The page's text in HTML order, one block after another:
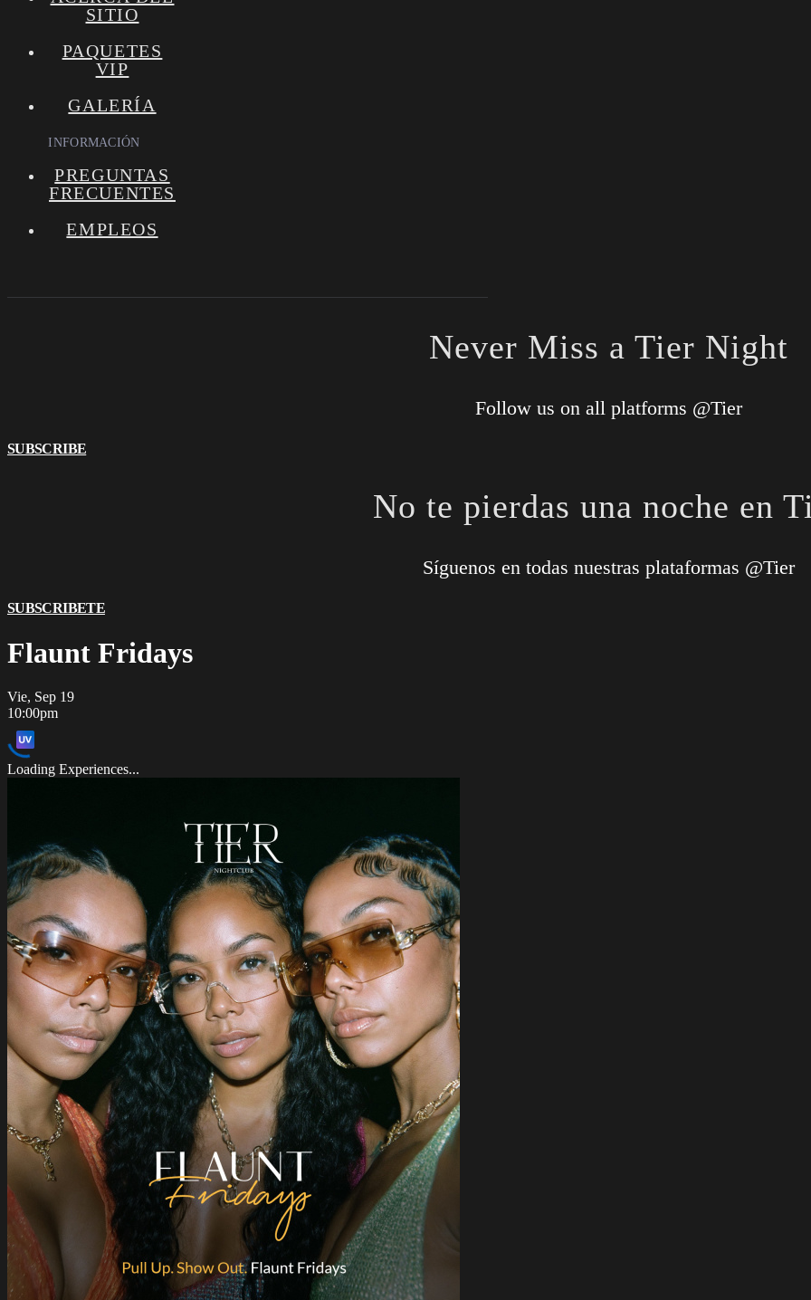
SITIO
PAQUETES
VIP
GALERÍA
INFORMACIÓN
PREGUNTAS
FRECUENTES
EMPLEOS
Never Miss a Tier Night
Follow us on all platforms @Tier
SUBSCRIBE
No te pierdas una noche en
Síguenos en todas nuestras plataformas @Tier
SUBSCRIBETE
Flaunt Fridays
Vie, Sep 19
10:00pm
Loading Experiences...